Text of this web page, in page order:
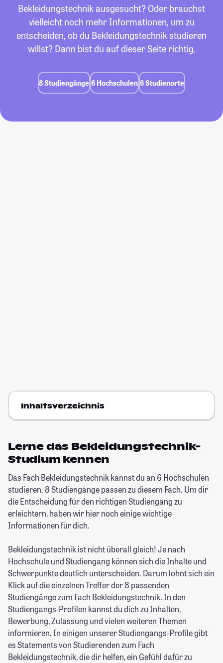
Bekleidungstechnik ausgesucht? Oder brauchst
vielleicht noch mehr Informationen, um zu
entscheiden, ob du Bekleidungstechnik studieren
willst? Dann bist du auf dieser Seite richtig.
8 Studiengänge 6 Hochschulen 6 Studienorte
Inhaltsverzeichnis
Lerne das Bekleidungstechnik-
Studium kennen
Das Fach Bekleidungstechnik kannst du an 6 Hochschulen
studieren. 8 Studiengänge passen zu diesem Fach. Um dir
die Entscheidung für den richtigen Studiengang zu
erleichtern, haben wir hier noch einige wichtige
Informationen für dich.
Bekleidungstechnik ist nicht überall gleich! Je nach
Hochschule und Studiengang können sich die Inhalte und
Schwerpunkte deutlich unterscheiden. Darum lohnt sich ein
Klick auf die einzelnen Treffer der 8 passenden
Studiengänge zum Fach Bekleidungstechnik. In den
Studiengangs-Profilen kannst du dich zu Inhalten,
Bewerbung, Zulassung und vielen weiteren Themen
informieren. In einigen unserer Studiengangs-Profile gibt
es Statements von Studierenden zum Fach
Bekleidungstechnik, die dir helfen, ein Gefühl dafür zu